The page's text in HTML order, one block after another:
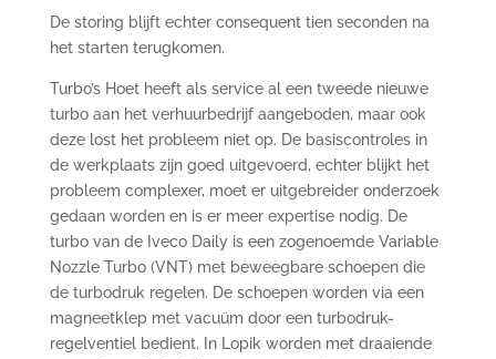
De storing blijft echter consequent tien seconden na
het starten terugkomen.
Turbo’s Hoet heeft als service al een tweede nieuwe
turbo aan het verhuurbedrijf aangeboden, maar ook
deze lost het probleem niet op. De basiscontroles in
de werkplaats zijn goed uitgevoerd, echter blijkt het
probleem complexer, moet er uitgebreider onderzoek
gedaan worden en is er meer expertise nodig. De
turbo van de Iveco Daily is een zogenoemde Variable
Nozzle Turbo (VNT) met beweegbare schoepen die
de turbodruk regelen. De schoepen worden via een
magneetklep met vacuüm door een turbodruk-
regelventiel bedient. In Lopik worden met draaiende